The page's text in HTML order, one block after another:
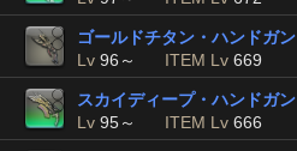
ゴールドチタン・ハンドガン
Lv 96～ ITEM Lv 669
スカイディープ・ハンドガン
Lv 95～ ITEM Lv 666